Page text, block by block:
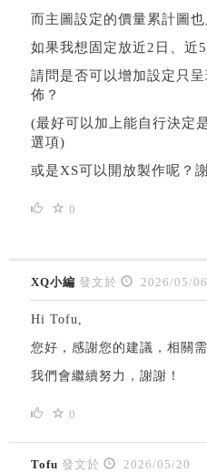
而主圖設定的價量累計圖
如果我想固定放近2日、近
請問是否可以增加設定只
佈？
(最好可以加上能自行決定
選項)
或是XS可以開放製作呢？
0
XQ小編 發文於 2026/05/06
Hi Tofu,
您好，感謝您的建議，相關
我們會繼續努力，謝謝！
0
Tofu 發文於 2026/05/20